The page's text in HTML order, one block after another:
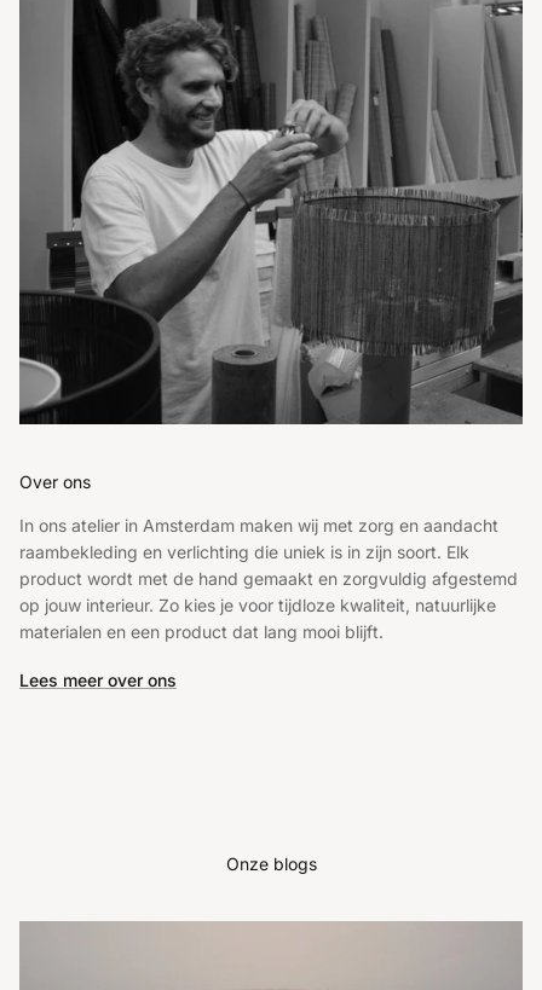
Over ons
In ons atelier in Amsterdam maken wij met zorg en aandacht
raambekleding en verlichting die uniek is in zijn soort. Elk
product wordt met de hand gemaakt en zorgvuldig afgestemd
op jouw interieur. Zo kies je voor tijdloze kwaliteit, natuurlijke
materialen en een product dat lang mooi blijft.
Lees meer over ons
Onze blogs